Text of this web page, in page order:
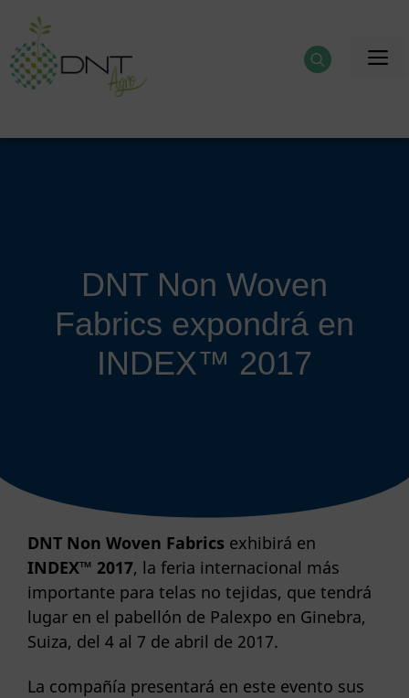
Saltar
contenido
DNT Non Woven
Fabrics expondrá en
INDEX™ 2017
DNT Non Woven Fabrics exhibirá en
INDEX™ 2017, la feria internacional más
importante para telas no tejidas, que tendrá
lugar en el pabellón de Palexpo en Ginebra,
Suiza, del 4 al 7 de abril de 2017.
La compañía presentará en este evento sus